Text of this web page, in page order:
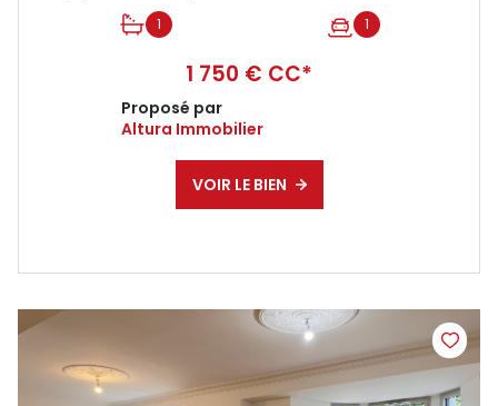
1 1
1 750 € CC*
Proposé par
Altura Immobilier
VOIR LE BIEN